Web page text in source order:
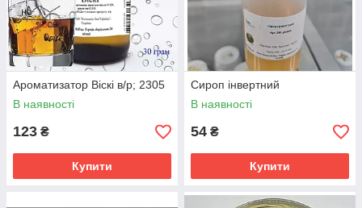
Ароматизатор Віскі в/р; 2305
В наявності
123 ₴
Купити
Сироп інвертний
В наявності
54 ₴
Купити